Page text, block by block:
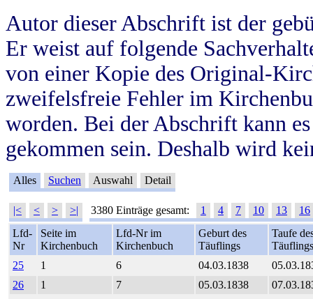
Autor dieser Abschrift ist der
Er weist auf folgende
von einer Kopie des Original-
zweifelsfreie Fehler im
worden. Bei der Abschrift kann
gekommen sein. Deshalb wird
Alles Suchen Auswahl Detail
|< < > >| 3380 Einträge gesamt: 1 4 7 10 13
16
Lfd-
Nr
Seite im
Kirchenbuch
Lfd-Nr im
Kirchenbuch
Geburt des
Täuflings
Taufe
Täuflings
25
1 6 04.03.1838
26
1 7 05.03.1838